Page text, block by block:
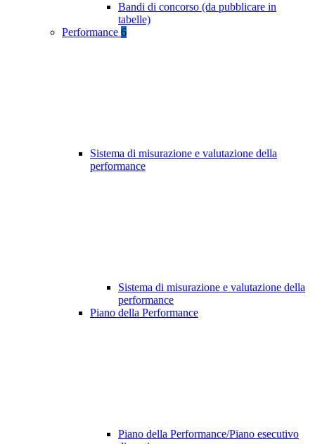
Bandi di concorso (da pubblicare in
tabelle)
Performance 6
Sistema di misurazione e valutazione della
performance
Sistema di misurazione e valutazione della
performance
Piano della Performance
Piano della Performance/Piano esecutivo